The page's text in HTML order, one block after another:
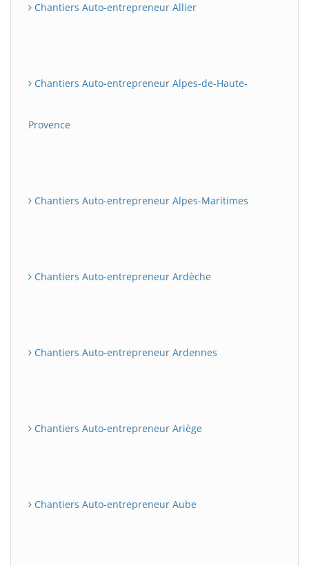
Chantiers Auto-entrepreneur Allier
Chantiers Auto-entrepreneur Alpes-de-Haute-
Provence
Chantiers Auto-entrepreneur Alpes-Maritimes
Chantiers Auto-entrepreneur Ardèche
Chantiers Auto-entrepreneur Ardennes
Chantiers Auto-entrepreneur Ariège
Chantiers Auto-entrepreneur Aube